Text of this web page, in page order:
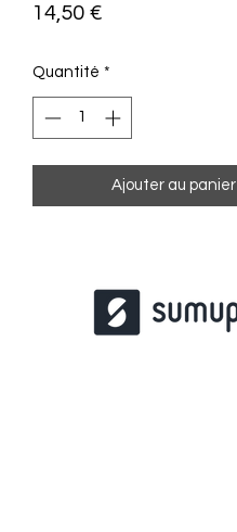
14,50 €Prix
Quantité *
Ajouter au panier